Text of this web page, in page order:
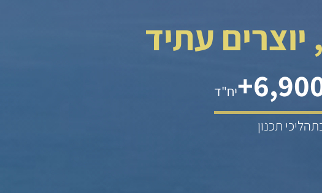
יוצרים עתיד
+יח"ד
תכנון